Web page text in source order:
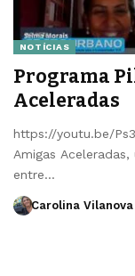
NOTÍCIAS
Programa
Aceleradas
https://youtu.be/
Amigas
entre…
Carolina Vilanova